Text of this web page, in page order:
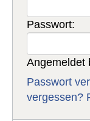
Passwort:
Passwort
vergessen?